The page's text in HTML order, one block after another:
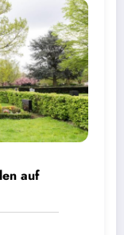
auf